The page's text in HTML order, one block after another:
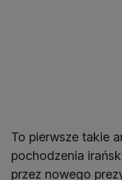
To pierwsze takie
pochodzenia
przez nowego